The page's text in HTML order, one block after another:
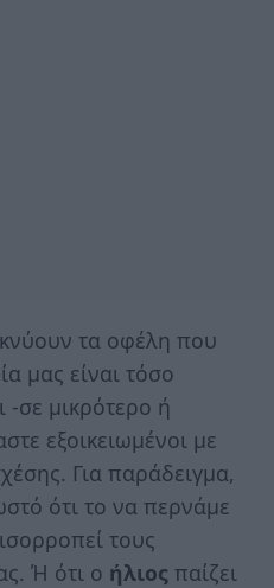
τα οφέλη που
μας είναι τόσο
-σε μικρότερο ή
εξοικειωμένοι με
Για παράδειγμα,
ότι το να περνάμε
τους
Ή ότι ο ήλιος παίζει